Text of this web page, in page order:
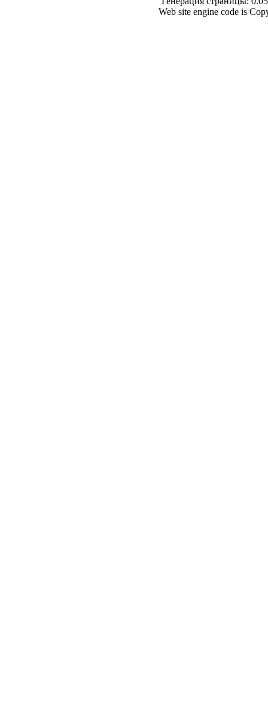
Web site engine code is